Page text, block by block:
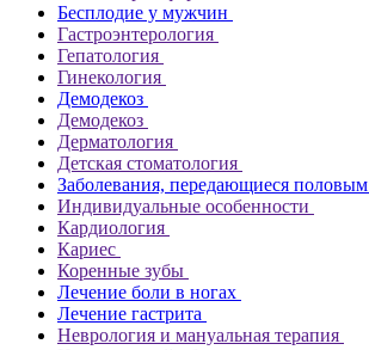
Бесплодие у мужчин
Гастроэнтерология
Гепатология
Гинекология
Демодекоз
Демодекоз
Дерматология
Детская стоматология
Заболевания, передающиеся
Индивидуальные особенности
Кардиология
Кариес
Коренные зубы
Лечение боли в ногах
Лечение гастрита
Неврология и мануальная терапия